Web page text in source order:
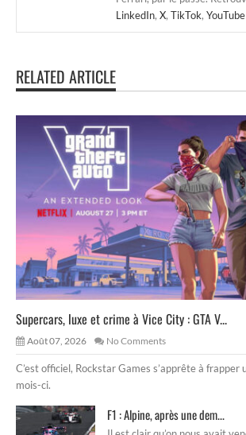
LinkedIn, X, TikTok, YouTube
RELATED ARTICLE
Supercars, luxe et crime à Vice City : GTA V...
Août 07, 2026 No Comments
C’est officiel, Rockstar Games s’apprête à frapper
mois-ci.
F1 : Alpine, après une dem...